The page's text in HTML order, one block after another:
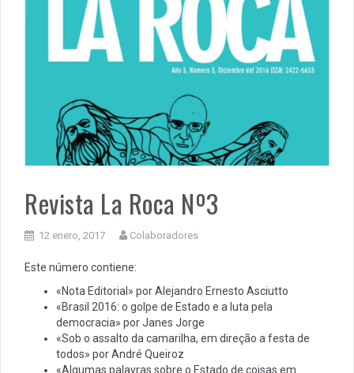
Revista La Roca Nº3
12 enero, 2017 Colaboradores
Este número contiene:
«Nota Editorial» por Alejandro Ernesto Asciutto
«Brasil 2016: o golpe de Estado e a luta pela
democracia» por Janes Jorge
«Sob o assalto da camarilha, em direção a festa de
todos» por André Queiroz
«Algumas palavras sobre o Estado de coisas em